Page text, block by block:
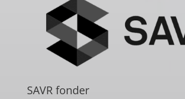
SAVR fonder